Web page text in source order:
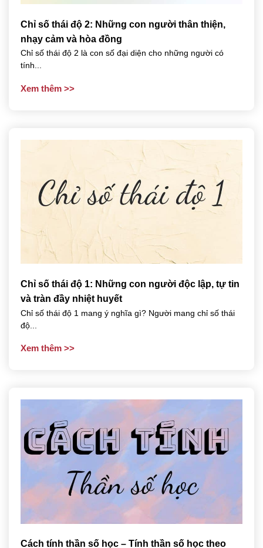
Chỉ số thái độ 2: Những con người thân thiện,
nhạy cảm và hòa đồng
Chỉ số thái độ 2 là con số đại diện cho những người có
tính...
Xem thêm
Chỉ số thái độ 1: Những con người độc lập, tự tin
và tràn đầy nhiệt huyết
Chỉ số thái độ 1 mang ý nghĩa gì? Người mang chỉ số thái
độ...
Xem thêm
Cách tính thần số học – Tính thần số học theo